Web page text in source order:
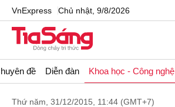
VnExpress Chủ nhật, 9/8/2026
đề Diễn đàn Khoa học - Công nghệ
Thứ năm, 31/12/2015, 11:44 (GMT+7)